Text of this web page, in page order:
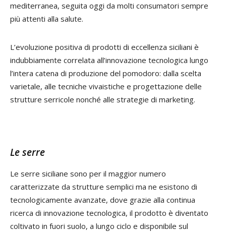
mediterranea, seguita oggi da molti consumatori sempre
più attenti alla salute.
L’evoluzione positiva di prodotti di eccellenza siciliani è
indubbiamente correlata all’innovazione tecnologica lungo
l’intera catena di produzione del pomodoro: dalla scelta
varietale, alle tecniche vivaistiche e progettazione delle
strutture serricole nonché alle strategie di marketing.
Le serre
Le serre siciliane sono per il maggior numero
caratterizzate da strutture semplici ma ne esistono di
tecnologicamente avanzate, dove grazie alla continua
ricerca di innovazione tecnologica, il prodotto è diventato
coltivato in fuori suolo, a lungo ciclo e disponibile sul